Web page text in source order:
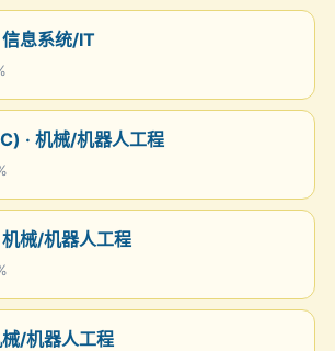
信息系统/IT
· 机械/机器人工程
械/机器人工程
/机器人工程